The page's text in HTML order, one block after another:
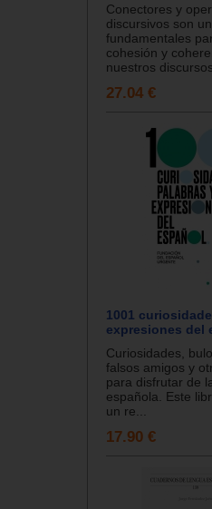
Conectores y
discursivos son
fundamentales
cohesión y
nuestros
27.04 €
1001
expresiones del
Curiosidades,
falsos amigos y
para disfrutar de
española. Este
un re...
17.90 €